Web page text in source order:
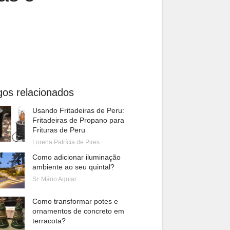
relacionados
Usando Fritadeiras de Peru:
Fritadeiras de Propano para
Frituras de Peru
Lorena Patrícia de Pires
Como adicionar iluminação
ambiente ao seu quintal?
Sr. Mário Aguiar
Como transformar potes e
ornamentos de concreto em
terracota?